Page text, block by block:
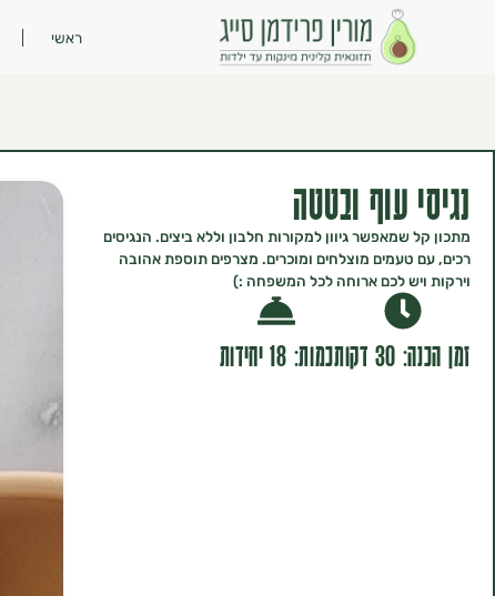
ראשי
נגיסי עוף ובטטה
מתכון קל שמאפשר גיוון למקורות חלבון וללא ביצים. הנגיסים
רכים, עם טעמים מוצלחים ומוכרים. מצרפים תוספת אהובה
וירקות ויש לכם ארוחה לכל המשפחה :)
זמן הכנה: 30 דקות כמות: 18 יחידות